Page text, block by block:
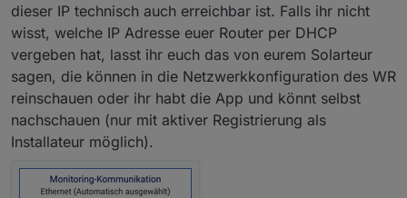
dieser IP technisch auch erreichbar ist. Falls ihr nicht
wisst, welche IP Adresse euer Router per DHCP
vergeben hat, lasst ihr euch das von eurem Solarteur
sagen, die können in die Netzwerkkonfiguration des WR
reinschauen oder ihr habt die App und könnt selbst
nachschauen (nur mit aktiver Registrierung als
Installateur möglich).